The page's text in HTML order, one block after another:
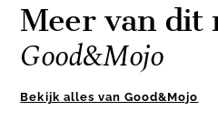
Meer van dit
Good&Mojo
Bekijk alles van Good&Mojo